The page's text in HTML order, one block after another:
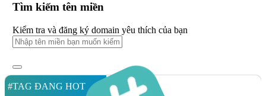
Tìm kiếm tên miền
Kiểm tra và đăng ký domain yêu thích của bạn
#TAG ĐANG HOT